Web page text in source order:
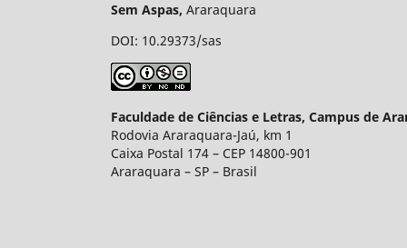
Sem Aspas, Araraquara e-
DOI: 10.29373/sas
Faculdade de Ciências e Letras, Campus de
Rodovia Araraquara-Jaú, km 1
Caixa Postal 174 – CEP 14800-901
Araraquara –